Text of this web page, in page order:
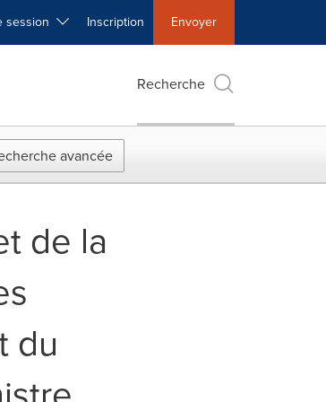
session Inscription Envoyer
Recherche
avancée
de la
du